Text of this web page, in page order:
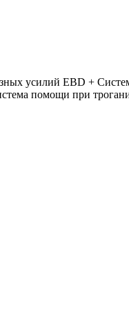
усилий EBD +
помощи при